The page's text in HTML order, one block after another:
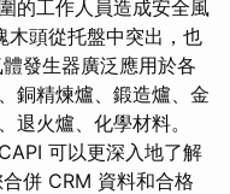
的工作人員造成安全風
木頭從托盤中突出，也
發生器廣泛應用於各
銅精煉爐、鍛造爐、金
退火爐、化學材料。
可以更深入地了解
併 CRM 資料和合格